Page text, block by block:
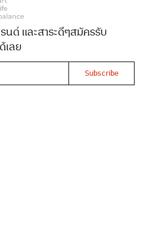
สุทธิดา หทัยศรัทธา
งสุดา กิตติวัฒนานนท์
06-2024Views 3758
นด์ และสาระดีๆสมัครรับ
เลย